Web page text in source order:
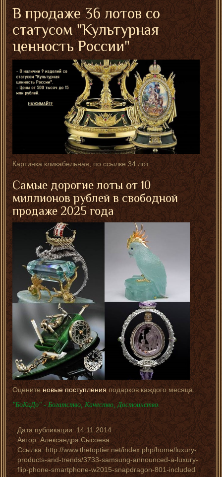
В продаже 36 лотов со
статусом "Культурная
ценность России"
Картинка кликабельная, по ссылке 34 лот.
Самые дорогие лоты от 10
миллионов рублей в свободной
продаже 2025 года
Оценитеновые поступленияподарков каждого месяца.
"БоКаДо" - Богатство, Качество, Достоинство.
Дата публикации:14.11.2014
Автор:Александра Сысоева
Ссылка: http://www.thetoptier.net/index.php/home/luxury-
products-and-trends/3733-samsung-announced-a-luxury-
flip-phone-smartphone-w2015-snapdragon-801-included